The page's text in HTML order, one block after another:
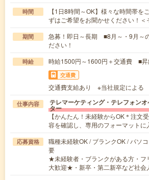
時間
【1日8時間～OK】様々な時間帯を
ずはご希望をお聞かせください！
期間
急募！即日～長期 ■8月～・9月～
ださい！
時給 時給1500円～1600円＋交通費 ■
交通費
交通費支給あり ※当社規定による
仕事内容 テレマーケティング・テレフォン
ター
【かんたん！未経験からOK＊注文
容を確認し、専用のフォーマット
応募資格
職種未経験OK / ブランクOK / パソ
要
★未経験者・ブランクがある方・フ
大歓迎★・新卒・第二新卒など社